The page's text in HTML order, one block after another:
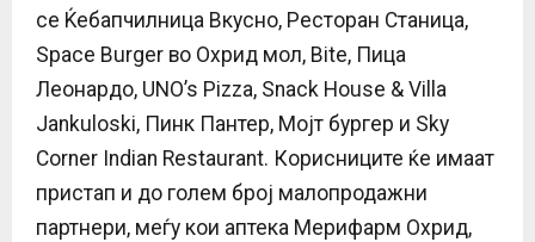
се Ќебапчилница Вкусно, Ресторан Станица,
Space Burger во Охрид мол, Bite, Пица
Леонардо, UNO’s Pizza, Snack House & Villa
Jankuloski, Пинк Пантер, Мојт бургер и Sky
Corner Indian Restaurant. Корисниците ќе имаат
пристап и до голем број малопродажни
партнери, меѓу кои аптека Мерифарм Охрид,